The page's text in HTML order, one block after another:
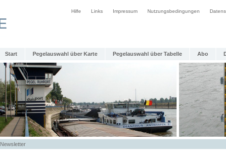
Hilfe Links Impressum Nutzungsbedingungen
Start Pegelauswahl über Karte Pegelauswahl über Tabelle Abo
Newsletter